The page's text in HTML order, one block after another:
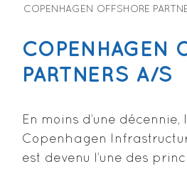
COPENHAGEN OFFSHORE
COPENHAGEN
PARTNERS A/S
En moins d’une
Copenhagen
est devenu l’une des